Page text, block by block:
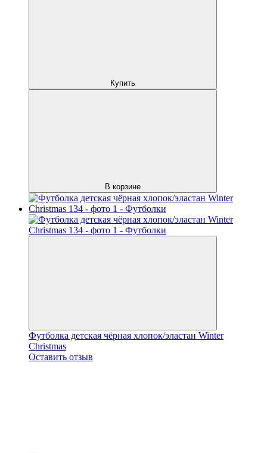
Купить
В корзине
Футболка детская чёрная хлопок/эластан Winter
Christmas
Оставить отзыв